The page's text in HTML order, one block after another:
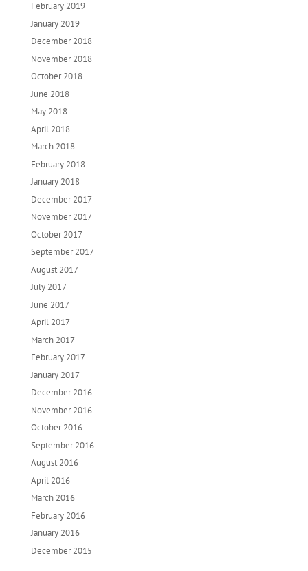
February 2019
January 2019
December 2018
November 2018
October 2018
June 2018
May 2018
April 2018
March 2018
February 2018
January 2018
December 2017
November 2017
October 2017
September 2017
August 2017
July 2017
June 2017
April 2017
March 2017
February 2017
January 2017
December 2016
November 2016
October 2016
September 2016
August 2016
April 2016
March 2016
February 2016
January 2016
December 2015